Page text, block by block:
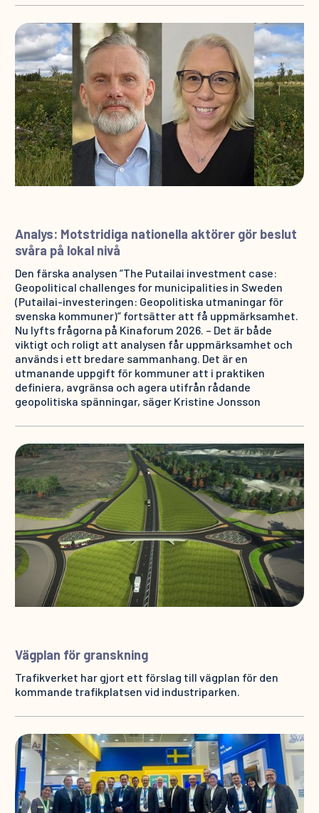
Analys: Motstridiga nationella aktörer gör beslut
svåra på lokal nivå
Den färska analysen ”The Putailai investment case:
Geopolitical challenges for municipalities in Sweden
(Putailai-investeringen: Geopolitiska utmaningar för
svenska kommuner)” fortsätter att få uppmärksamhet.
Nu lyfts frågorna på Kinaforum 2026. – Det är både
viktigt och roligt att analysen får uppmärksamhet och
används i ett bredare sammanhang. Det är en
utmanande uppgift för kommuner att i praktiken
definiera, avgränsa och agera utifrån rådande
geopolitiska spänningar, säger Kristine Jonsson
Vägplan för granskning
Trafikverket har gjort ett förslag till vägplan för den
kommande trafikplatsen vid industriparken.